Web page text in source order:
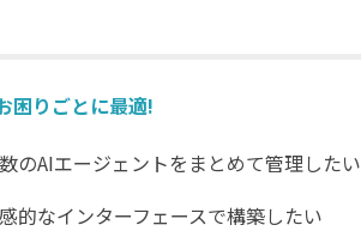
困りごとに最適!
のAIエージェントをまとめて管理したい
的なインターフェースで構築したい